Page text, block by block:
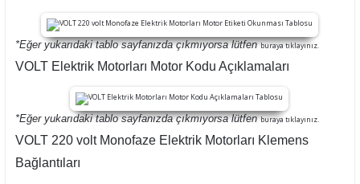
*Eğer yukarıdaki tablo sayfanızda çıkmıyorsa lütfenburaya tıklayınız.
VOLT Elektrik Motorları Motor Kodu Açıklamaları
*Eğer yukarıdaki tablo sayfanızda çıkmıyorsa lütfenburaya tıklayınız.
VOLT 220 volt Monofaze Elektrik Motorları Klemens
Bağlantıları